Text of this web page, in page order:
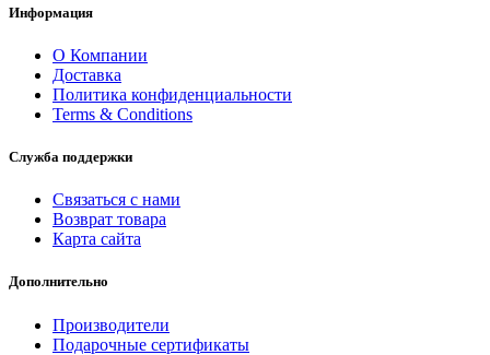
Информация
О Компании
Доставка
Политика конфиденциальности
Terms & Conditions
Служба поддержки
Связаться с нами
Возврат товара
Карта сайта
Дополнительно
Производители
Подарочные сертификаты